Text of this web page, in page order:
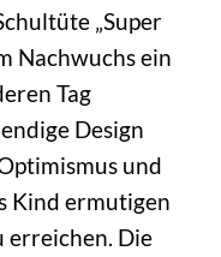
„Super
Nachwuchs ein
Tag
Design
und
Kind ermutigen
erreichen. Die